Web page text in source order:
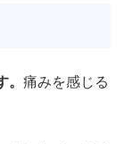
痛みを感じる